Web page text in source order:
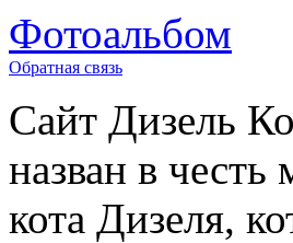
Фотоальбом
Обратная связь
Сайт Дизель
назван в честь
кота Дизеля,